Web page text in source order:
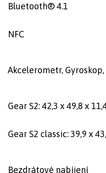
Bluetooth® 4.1
NFC
Akcelerometr,
Gear S2: 42,3 x 49,8 x
Gear S2 classic: 39,9 x
Bezdrátové nabíjení